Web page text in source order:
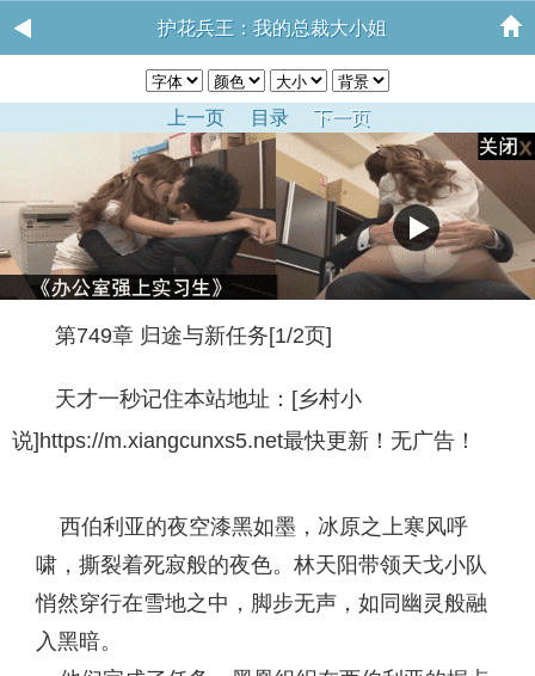
护花兵王：我的总裁大小姐
上一页 目录 下一页
第749章 归途与新任务[1/2页]
天才一秒记住本站地址：[乡村小
说]https://m.xiangcunxs5.net最快更新！无广告！
西伯利亚的夜空漆黑如墨，冰原之上寒风呼
啸，撕裂着死寂般的夜色。林天阳带领天戈小队
悄然穿行在雪地之中，脚步无声，如同幽灵般融
入黑暗。